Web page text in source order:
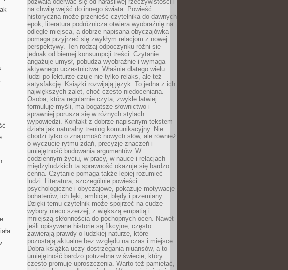
pozwala oderwać się od hałaśliwej rzeczywistości i
na chwilę wejść do innego świata. Powieść
historyczna może przenieść czytelnika do dawnych
epok, literatura podróżnicza otwiera wyobraźnię na
odległe miejsca, a dobrze napisana obyczajówka
pomaga przyjrzeć się zwykłym relacjom z nowej
perspektywy. Ten rodzaj odpoczynku różni się
jednak od biernej konsumpcji treści. Czytanie
angażuje umysł, pobudza wyobraźnię i wymaga
aktywnego uczestnictwa. Właśnie dlatego wielu
ludzi po lekturze czuje nie tylko relaks, ale też
satysfakcję. Książki rozwijają język. To jedna z ich
największych zalet, choć często niedoceniana.
Osoba, która regularnie czyta, zwykle łatwiej
formułuje myśli, ma bogatsze słownictwo i
sprawniej porusza się w różnych stylach
wypowiedzi. Kontakt z dobrze napisanym tekstem
działa jak naturalny trening komunikacyjny. Nie
chodzi tylko o znajomość nowych słów, ale również
o wyczucie rytmu zdań, precyzję znaczeń i
umiejętność budowania argumentów. W
codziennym życiu, w pracy, w nauce i relacjach
międzyludzkich ta sprawność okazuje się bardzo
cenna. Czytanie pomaga także lepiej rozumieć
ludzi. Literatura, szczególnie powieści
psychologiczne i obyczajowe, pokazuje motywacje
bohaterów, ich lęki, ambicje, błędy i przemiany.
Dzięki temu czytelnik może spojrzeć na cudze
wybory nieco szerzej, z większą empatią i
mniejszą skłonnością do pochopnych ocen. Nawet
jeśli opisywane historie są fikcyjne, często
zawierają prawdy o ludzkiej naturze, które
pozostają aktualne bez względu na czas i miejsce.
Dobra książka uczy dostrzegania niuansów, a to
umiejętność bardzo potrzebna w świecie, który
często promuje uproszczenia. Warto też pamiętać,